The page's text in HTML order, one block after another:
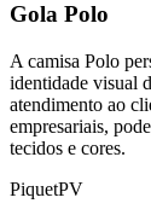
Gola Polo
A camisa Polo
identidade visual
atendimento ao
empresariais,
tecidos e cores.
PiquetPV